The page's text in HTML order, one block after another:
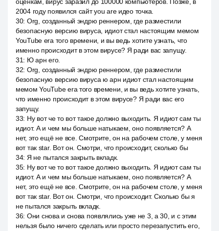
2004 году появился сайт you are идео точка.
30: Org, созданный эндрю реннером, где разместили
безопасную версию вируса, идиот стал настоящим мемом
YouTube era того времени, и вы ведь хотите узнать, что
именно происходит в этом вирусе? Я ради вас запущу.
31: Ю арн его.
32: Org, созданный эндрю реннером, где разместили
безопасную версию вируса ю арн идиот стал настоящим
мемом YouTube era того времени, и вы ведь хотите узнать,
что именно происходит в этом вирусе? Я ради вас его
запущу.
33: Ну вот че то вот такое должно выходить. Я идиот сам ты
идиот. А и чем мы больше натыкаем, оно появляется? А
нет, это ещё не все. Смотрите, он на рабочем столе, у меня
вот так star. Вот он. Смотри, что происходит, сколько бы
34: Я не пытался закрыть вкладк.
35: Ну вот че то вот такое должно выходить. Я идиот сам ты
идиот. А и чем мы больше натыкаем, оно появляется? А
нет, это ещё не все. Смотрите, он на рабочем столе, у меня
вот так star. Вот он. Смотри, что происходит. Сколько бы я
не пытался закрыть вкладк.
36: Они снова и снова появлялись уже не 3, а 30, и с этим
нельзя было ничего сделать или просто перезапустить его,